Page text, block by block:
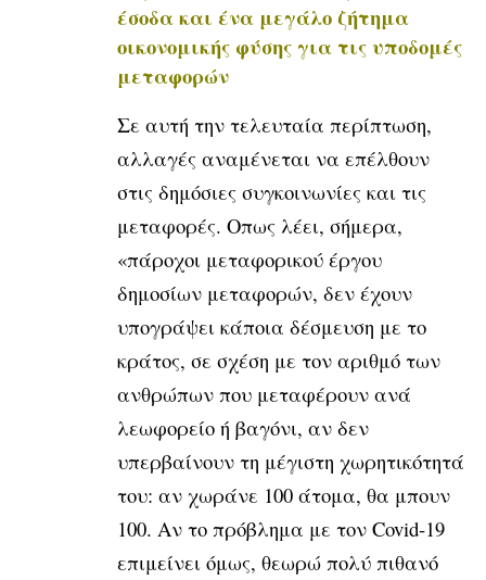
έσοδα και ένα μεγάλο ζήτημα
οικονομικής φύσης για τις υποδομές
μεταφορών
Σε αυτή την τελευταία περίπτωση,
αλλαγές αναμένεται να επέλθουν
στις δημόσιες συγκοινωνίες και τις
μεταφορές. Οπως λέει, σήμερα,
«πάροχοι μεταφορικού έργου
δημοσίων μεταφορών, δεν έχουν
υπογράψει κάποια δέσμευση με το
κράτος, σε σχέση με τον αριθμό των
ανθρώπων που μεταφέρουν ανά
λεωφορείο ή βαγόνι, αν δεν
υπερβαίνουν τη μέγιστη χωρητικότητά
του: αν χωράνε 100 άτομα, θα μπουν
100. Αν το πρόβλημα με τον Covid-19
επιμείνει όμως, θεωρώ πολύ πιθανό